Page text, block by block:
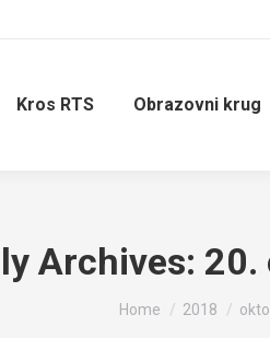
Kros RTS Obrazovni krug
Archives: 20.
You are here:
Home 2018